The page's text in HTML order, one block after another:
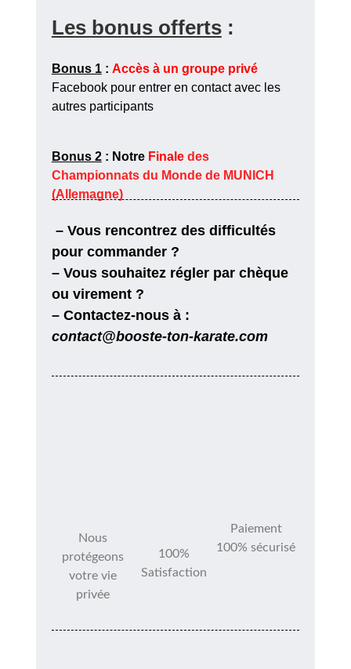
Les bonus offerts:
Bonus 1: Accès à un groupe privé
Facebook pour entrer en contact avec les
autres participants
Bonus 2: Notre Finale des
Championnats du Monde de MUNICH
(Allemagne)
– Vous rencontrez des difficultés
pour commander ?
– Vous souhaitez régler par chèque
ou virement ?
– Contactez-nous à :
contact@booste-ton-karate.com
Nous
protégeons
votre vie
privée
100%
Satisfaction
Paiement
100% sécurisé